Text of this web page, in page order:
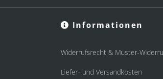
Informationen
Widerrufsrecht & Muster-
Liefer- und Versandkosten